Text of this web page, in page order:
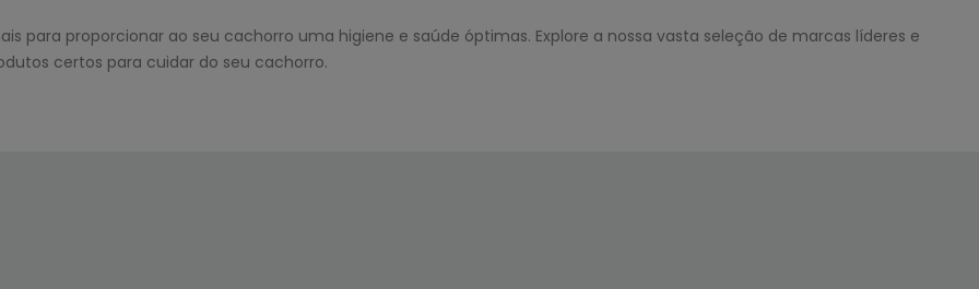
para proporcionar ao seu cachorro uma higiene e saúde óptimas. Explore a nossa vasta seleção de marcas líderes e
certos para cuidar do seu cachorro.